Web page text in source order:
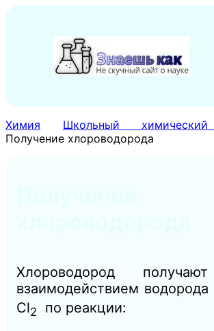
содержимому
Химия
Школьный химический
Получение хлороводорода
Хлороводород
взаимодействием водорода
Cl2
по реакции: